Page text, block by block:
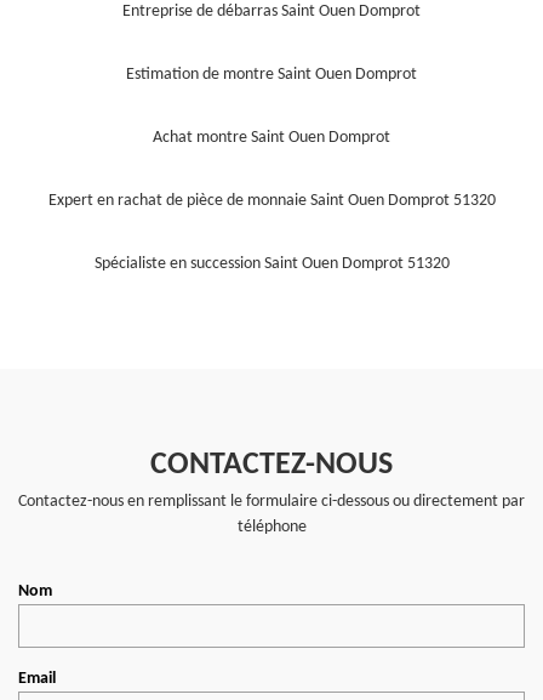
Entreprise de débarras Saint Ouen Domprot
Estimation de montre Saint Ouen Domprot
Achat montre Saint Ouen Domprot
Expert en rachat de pièce de monnaie Saint Ouen Domprot 51320
Spécialiste en succession Saint Ouen Domprot 51320
CONTACTEZ-NOUS
Contactez-nous en remplissant le formulaire ci-dessous ou directement par
téléphone
Nom
Email